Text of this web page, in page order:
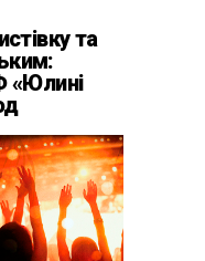
та
«Юлині